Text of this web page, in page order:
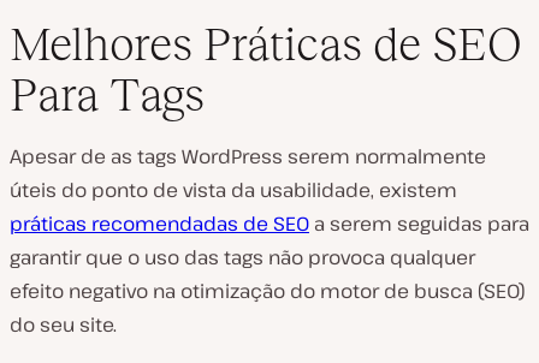
Melhores Práticas de SEO
Para Tags
Apesar de as tags WordPress serem normalmente
úteis do ponto de vista da usabilidade, existem
práticas recomendadas de SEO a serem seguidas para
garantir que o uso das tags não provoca qualquer
efeito negativo na otimização do motor de busca (SEO)
do seu site.